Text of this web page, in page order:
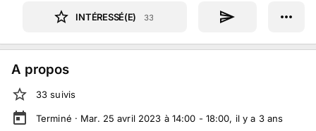
INTÉRESSÉ(E) 33
A propos
33 suivis
Terminé · Mar. 25 avril 2023 à 14:00 - 18:00, il y a 3 ans